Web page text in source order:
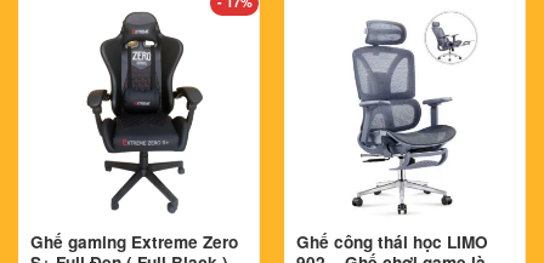
Ghế gaming Extreme Zero
Ghế công thái học LIMO